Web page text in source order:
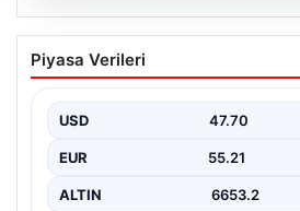
Salah’ın Trabzonspor
olay sözler! “Onu orada
Piyasa Verileri
USD 47.70
EUR 55.21
ALTIN 6653.2